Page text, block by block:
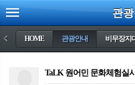
관
< HOME 관광안내 비무장지
TaLK 원어민 문화체험실시